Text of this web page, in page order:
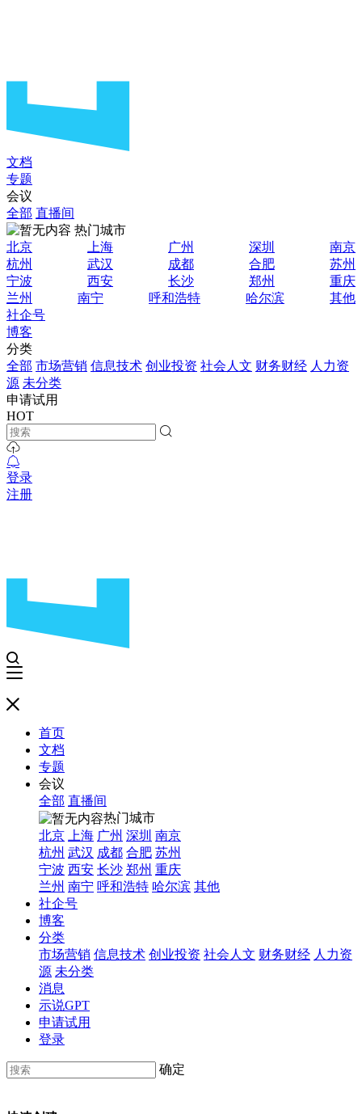
文档
专题
会议
全部 直播间
热门城市
北京
上海 广州 深圳
南京
杭州
武汉 成都 合肥
苏州
宁波
西安 长沙 郑州
重庆
兰州
南宁 呼和浩特 哈尔滨
其他
社企号
博客
分类
全部 市场营销 信息技术 创业投资 社会人文 财务财经 人力资
源 未分类
申请试用
HOT
登录
注册
首页
文档
专题
会议
全部 直播间
热门城市
北京
上海 广州 深圳 南京
杭州 武汉 成都 合肥 苏州
宁波 西安 长沙 郑州 重庆
兰州 南宁 呼和浩特 哈尔滨 其他
社企号
博客
分类
市场营销 信息技术 创业投资 社会人文 财务财经 人力资
源 未分类
消息
示说GPT
申请试用
登录
确定